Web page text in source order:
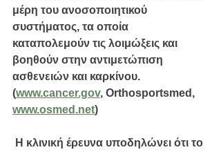
μέρη του ανοσοποιητικού
συστήματος, τα οποία
καταπολεμούν τις λοιμώξεις και
βοηθούν στην αντιμετώπιση
ασθενειών και καρκίνου.
(www.cancer.gov, Orthosportsmed,
www.osmed.net)